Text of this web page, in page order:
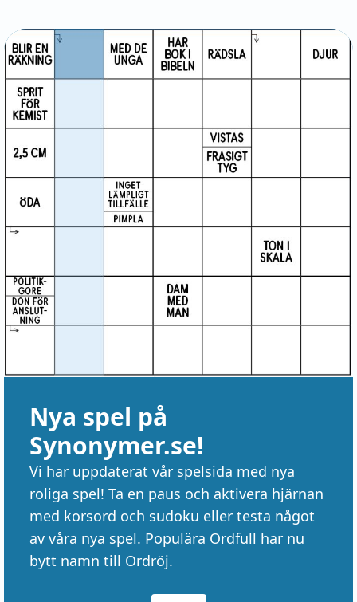
Nya spel på
Synonymer.se!
Vi har uppdaterat vår spelsida med nya
roliga spel! Ta en paus och aktivera hjärnan
med korsord och sudoku eller testa något
av våra nya spel. Populära Ordfull har nu
bytt namn till Ordröj.